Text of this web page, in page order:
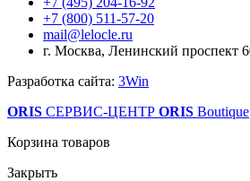
+7 (800) 511-57-20
mail@lelocle.ru
г. Москва, Ленинский проспект
Разработка сайта: 3Win
ORIS СЕРВИС-ЦЕНТР ORIS Boutique
Корзина товаров
Закрыть